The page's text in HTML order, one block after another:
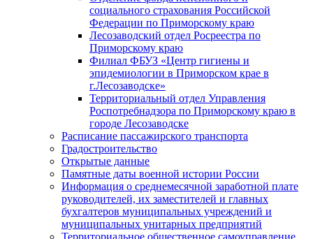
социального страхования Российской
Федерации по Приморскому краю
Лесозаводский отдел Росреестра по
Приморскому краю
Филиал ФБУЗ «Центр гигиены и
эпидемиологии в Приморском крае в
г.Лесозаводске»
Территориальный отдел Управления
Роспотребнадзора по Приморскому краю в
городе Лесозаводске
Расписание пассажирского транспорта
Градостроительство
Открытые данные
Памятные даты военной истории России
Информация о среднемесячной заработной плате
руководителей, их заместителей и главных
бухгалтеров муниципальных учреждений и
муниципальных унитарных предприятий